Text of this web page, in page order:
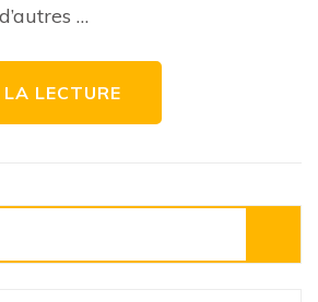
panneaux
en
?
…
LECTURE